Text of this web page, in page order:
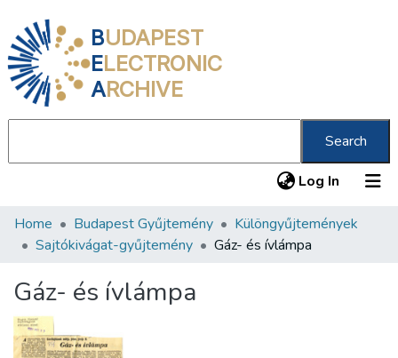
BUDAPEST
ELECTRONIC
ARCHIVE
Search
Log In (current)
Communities & Collections
Statistics
About us
Home Budapest Gyűjtemény
Különgyűjtemények
Sajtókivágat-gyűjtemény
Gáz- és ívlámpa
Gáz- és ívlámpa